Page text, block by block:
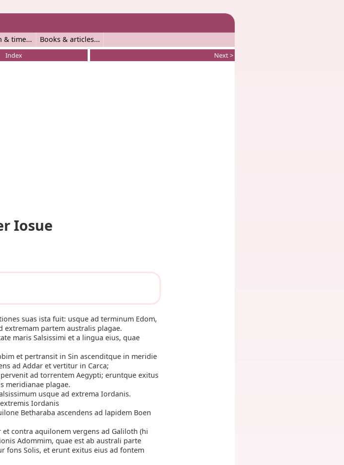
& time Books & articles
Index Next >
Iosue
suas ista fuit: usque ad terminum Edom,
extremam partem australis plagae.
maris Salsissimi et a lingua eius, quae
et pertransit in Sin ascenditque in meridie
ad Addar et vertitur in Carca;
ad torrentem Aegypti; eruntque exitus
meridianae plagae.
usque ad extrema Iordanis.
Iordanis
Betharaba ascendens ad lapidem Boen
contra aquilonem vergens ad Galiloth (hi
Adommim, quae est ab australi parte
fons Solis, et erunt exitus eius ad fontem